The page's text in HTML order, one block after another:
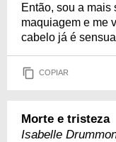
Então, sou a
maquiagem e me
cabelo já é
COPIAR
Morte e tristeza
Isabelle